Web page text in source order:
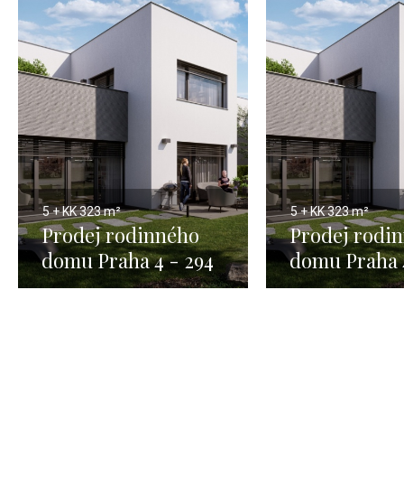
5 + KK323 m²
Prodej rodinného
domu Praha 4 - 294
m2 1
5 + KK323 m²
Prodej
domu Praha
m2